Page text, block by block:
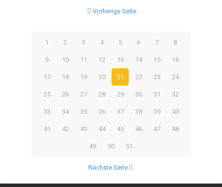
Vorherige Seite
1 2 3 4 5 6 7 8
9 10 11 12 13 14 15 16
17 18 19 20 21 22 23 24
25 26 27 28 29 30 31 32
33 34 35 36 37 38 39 40
41 42 43 44 45 46 47 48
49 50 51
Nächste Seite